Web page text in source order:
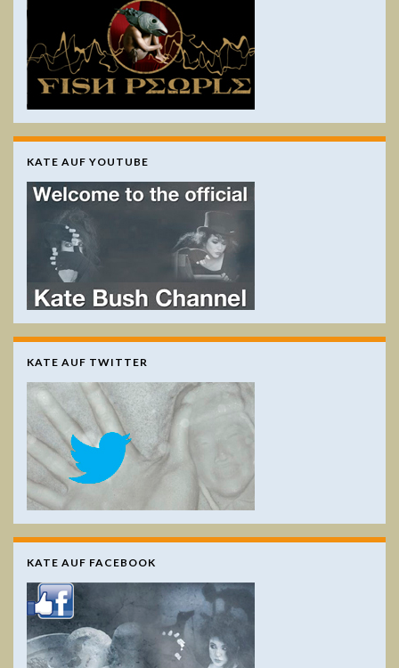
KATE AUF YOUTUBE
KATE AUF TWITTER
KATE AUF FACEBOOK